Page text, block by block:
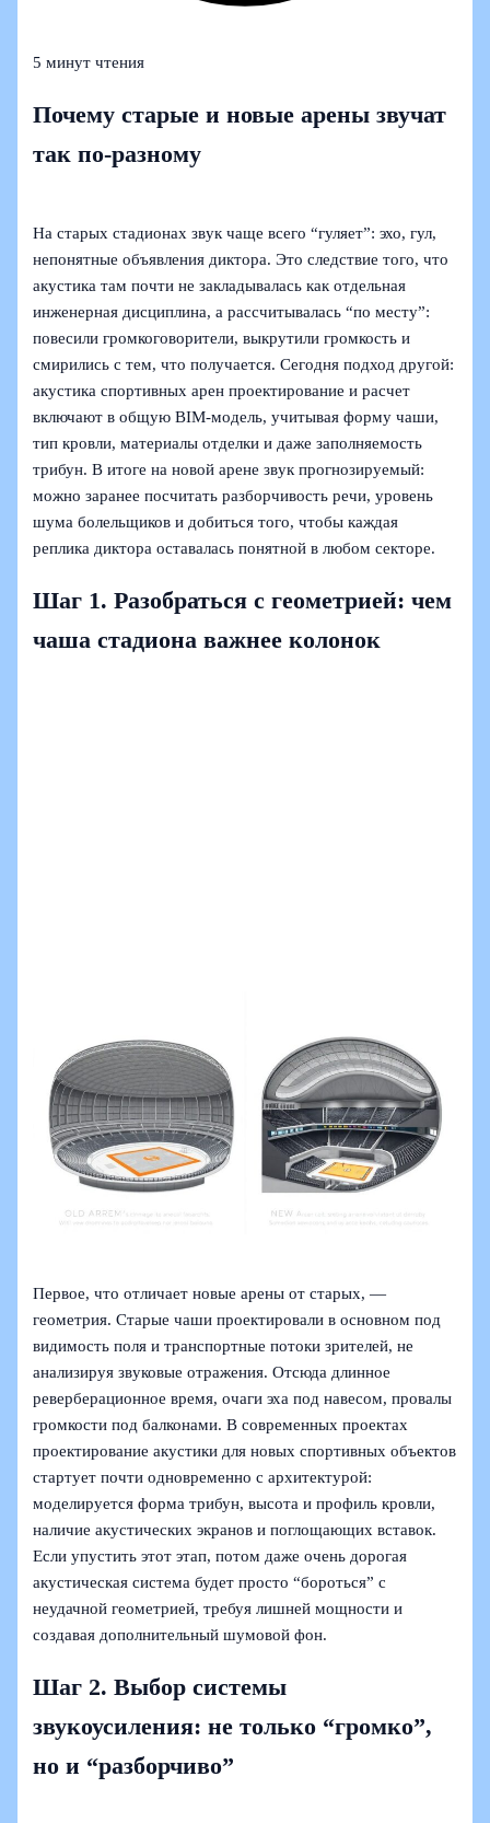
5 минут чтения
Почему старые и новые арены звучат
так по‑разному
На старых стадионах звук чаще всего “гуляет”: эхо, гул,
непонятные объявления диктора. Это следствие того, что
акустика там почти не закладывалась как отдельная
инженерная дисциплина, а рассчитывалась “по месту”:
повесили громкоговорители, выкрутили громкость и
смирились с тем, что получается. Сегодня подход другой:
акустика спортивных арен проектирование и расчет
включают в общую BIM‑модель, учитывая форму чаши,
тип кровли, материалы отделки и даже заполняемость
трибун. В итоге на новой арене звук прогнозируемый:
можно заранее посчитать разборчивость речи, уровень
шума болельщиков и добиться того, чтобы каждая
реплика диктора оставалась понятной в любом секторе.
Шаг 1. Разобраться с геометрией: чем
чаша стадиона важнее колонок
Первое, что отличает новые арены от старых, —
геометрия. Старые чаши проектировали в основном под
видимость поля и транспортные потоки зрителей, не
анализируя звуковые отражения. Отсюда длинное
реверберационное время, очаги эха под навесом, провалы
громкости под балконами. В современных проектах
проектирование акустики для новых спортивных объектов
стартует почти одновременно с архитектурой:
моделируется форма трибун, высота и профиль кровли,
наличие акустических экранов и поглощающих вставок.
Если упустить этот этап, потом даже очень дорогая
акустическая система будет просто “бороться” с
неудачной геометрией, требуя лишней мощности и
создавая дополнительный шумовой фон.
Шаг 2. Выбор системы
звукоусиления: не только “громко”,
но и “разборчиво”